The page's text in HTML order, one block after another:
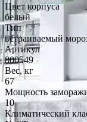
Цвет корпуса
белый
Тип
встраиваемый
Артикул
800549
Вес, кг
67
Мощность
10
Климатический